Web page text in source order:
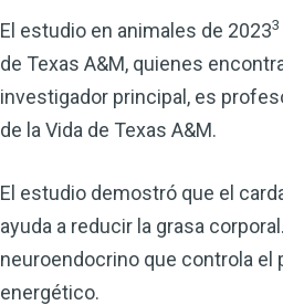
El estudio en animales de 20233
de Texas A&M, quienes
investigador principal, es
de la Vida de Texas A&M.
El estudio demostró que el
ayuda a reducir la grasa corporal.
neuroendocrino que controla el
energético.